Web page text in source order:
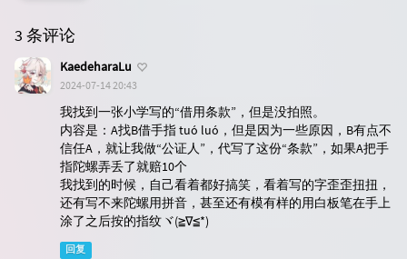
3 条评论
KaedeharaLu
2024-07-14 20:43
我找到一张小学写的“借用条款”，但是没拍照。
内容是：A找B借手指 tuó luó，但是因为一些原因，B有点不
信任A，就让我做“公证人”，代写了这份“条款”，如果A把手
指陀螺弄丢了就赔10个
我找到的时候，自己看着都好搞笑，看着写的字歪歪扭扭，
还有写不来陀螺用拼音，甚至还有模有样的用白板笔在手上
涂了之后按的指纹ヾ(≧∇≦*)ゝ
回复